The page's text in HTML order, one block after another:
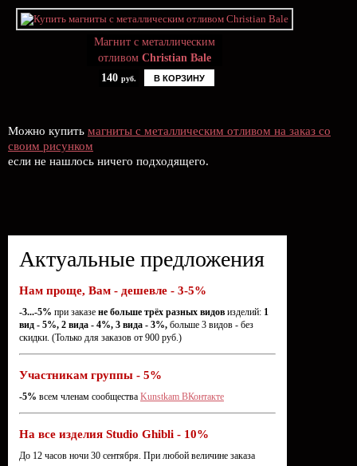
Магнит с металлическим
отливом Christian Bale
140 руб. В КОРЗИНУ
Можно купить магниты с металлическим отливом на заказ со
своим рисунком
если не нашлось ничего подходящего.
Актуальные предложения
Нам проще, Вам - дешевле - 3-5%
-3...-5% при заказе не больше трёх разных видов изделий: 1
вид - 5%, 2 вида - 4%, 3 вида - 3%, больше 3 видов - без
скидки. (Только для заказов от 900 руб.)
Участникам группы - 5%
-5% всем членам сообщества Kunstkam ВКонтакте
На все изделия Studio Ghibli - 10%
До 12 часов ночи 30 сентября. При любой величине заказа